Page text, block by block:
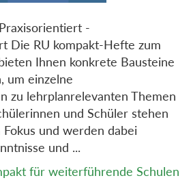
-
Die RU kompakt-Hefte zum
Ihnen konkrete Bausteine
um einzelne
zu lehrplanrelevanten Themen
und Schüler stehen
und werden dabei
und ...
für weiterführende Schulen